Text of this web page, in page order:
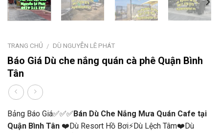
TRANG CHỦ / DÙ NGUYỄN LÊ PHÁT
Báo Giá Dù che nắng quán cà phê Quận Bình
Tân
Bảng Báo Giá✅✅✅ Bán Dù Che Nắng Mưa Quán Cafe tại
Quận Bình Tân ❤️Dù Resort Hồ Bơi⚡Dù Lệch Tâm❤️Dù